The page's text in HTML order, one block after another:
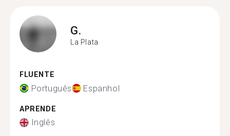
G.
La Plata
FLUENTE
Português Espanhol
APRENDE
Inglês